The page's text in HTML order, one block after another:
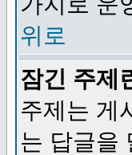
위로
잠긴 주제
주제는 게
는 답글을